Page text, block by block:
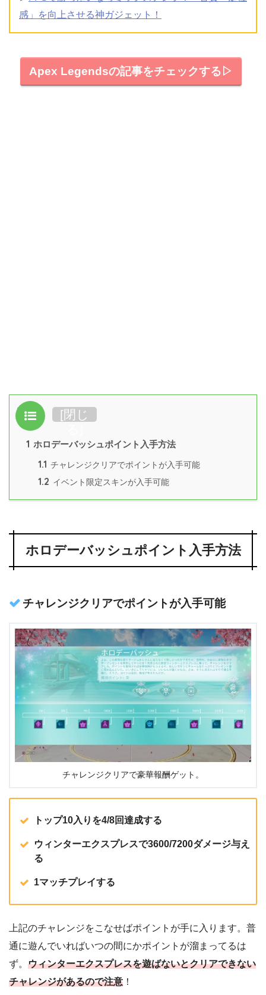
感」を向上させる神ガジェット！
Apex Legendsの記事をチェックする▷
目次 [閉じ
1 ホロデーバッシュポイント入手方法
1.1 チャレンジクリアでポイントが入手可能
1.2 イベント限定スキンが入手可能
ホロデーバッシュポイント入手方法
チャレンジクリアでポイントが入手可能
チャレンジクリアで豪華報酬ゲット。
トップ10入りを4/8回達成する
ウィンターエクスプレスで3600/7200ダメージ与え
る
1マッチプレイする
上記のチャレンジをこなせばポイントが手に入ります。普
通に遊んでいればいつの間にかポイントが溜まってるは
ず。 ウィンターエクスプレスを遊ばないとクリアできない
チャレンジがあるので注意 ！